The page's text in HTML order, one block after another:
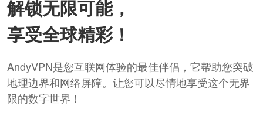
解锁无限可能，
享受全球精彩！
AndyVPN是您互联网体验的最佳伴侣，它帮助您突破
地理边界和网络屏障。让您可以尽情地享受这个无界
限的数字世界！